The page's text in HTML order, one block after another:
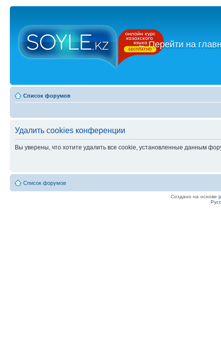
←Перейти на
Список форумов
Удалить cookies конференции
Вы уверены, что хотите удалить все cookie, установленные данным
Список форумов
Создано на основе